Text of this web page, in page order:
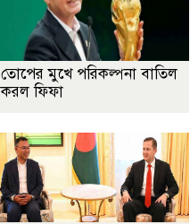
তোপের মুখে পরিকল্পনা বাতিল
করল ফিফা